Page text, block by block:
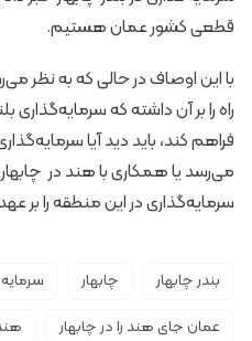
قطعی کشور عمان هستیم.
با این اوصاف در حالی که به نظر
راه را بر آن داشته که
فراهم کند، باید دید آیا
می‌رسد یا همکاری با هند در
سرمایه‌گذاری در این منطقه را بر
بندر چابهار چابهار
عمان جای هند را در چابهار